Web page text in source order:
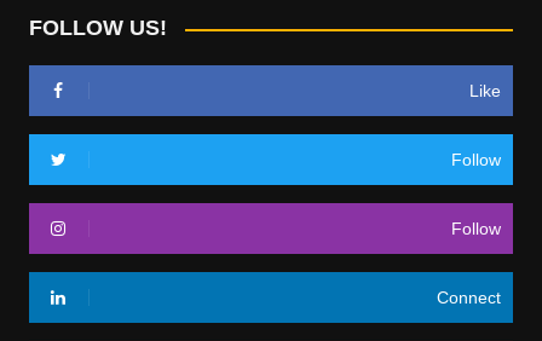
FOLLOW US!
Like
Follow
Follow
Connect